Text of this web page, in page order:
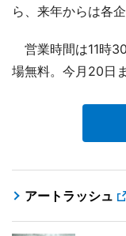
ら、来年からは各
営業時間は11時
場無料。今月20日ま
アートラッシュ